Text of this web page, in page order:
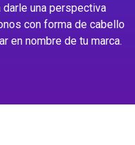
darle una perspectiva
con forma de cabello
en nombre de tu marca.